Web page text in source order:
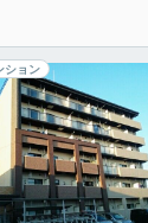
ション